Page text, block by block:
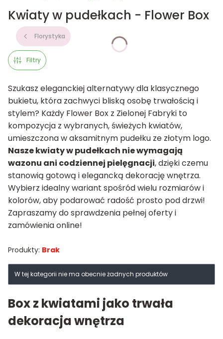
Kwiaty w pudełkach - Flower Box
Florystyka
Filtry
Szukasz eleganckiej alternatywy dla klasycznego
bukietu, która zachwyci bliską osobę trwałością i
stylem? Każdy Flower Box z Zielonej Fabryki to
kompozycja z wybranych, świeżych kwiatów,
umieszczona w aksamitnym pudełku ze złotym logo.
Nasze kwiaty w pudełkach nie wymagają
wazonu ani codziennej pielęgnacji, dzięki czemu
stanowią gotową i elegancką dekorację wnętrza.
Wybierz idealny wariant spośród wielu rozmiarów i
kolorów, aby podarować radość prosto pod drzwi!
Zapraszamy do sprawdzenia pełnej oferty i
zamówienia online!
Produkty: Brak
Lista produktów
W tej kategorii nie ma obecnie żadnych produktów
Box z kwiatami jako trwała
dekoracja wnętrza